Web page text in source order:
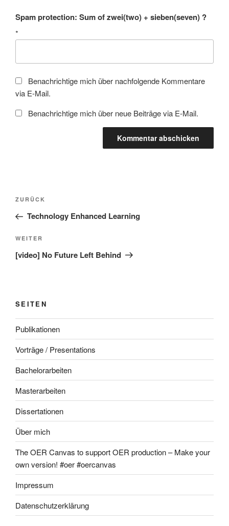
Spam protection: Sum of zwei(two) + sieben(seven) ?
*
Benachrichtige mich über nachfolgende Kommentare
via E-Mail.
Benachrichtige mich über neue Beiträge via E-Mail.
Beitragsnavigation
Vorheriger
Beitrag
ZURÜCK
Technology Enhanced Learning
Nächster
Beitrag
WEITER
[video] No Future Left Behind
SEITEN
Publikationen
Vorträge / Presentations
Bachelorarbeiten
Masterarbeiten
Dissertationen
Über mich
The OER Canvas to support OER production – Make your
own version! #oer #oercanvas
Impressum
Datenschutzerklärung